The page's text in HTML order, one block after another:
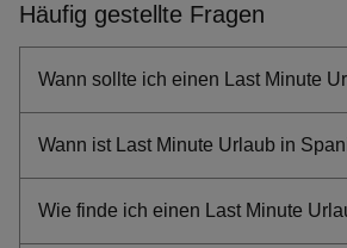
Häufig gestellte Fragen
Wann sollte ich einen Last Minute
Wann ist Last Minute Urlaub in
Wie finde ich einen Last Minute